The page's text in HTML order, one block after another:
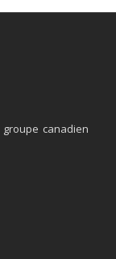
canadien